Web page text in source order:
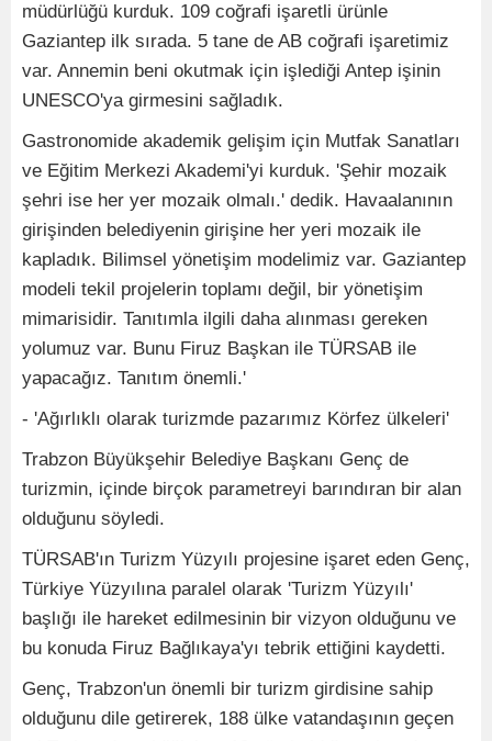
müdürlüğü kurduk. 109 coğrafi işaretli ürünle
Gaziantep ilk sırada. 5 tane de AB coğrafi işaretimiz
var. Annemin beni okutmak için işlediği Antep işinin
UNESCO'ya girmesini sağladık.
Gastronomide akademik gelişim için Mutfak Sanatları
ve Eğitim Merkezi Akademi'yi kurduk. 'Şehir mozaik
şehri ise her yer mozaik olmalı.' dedik. Havaalanının
girişinden belediyenin girişine her yeri mozaik ile
kapladık. Bilimsel yönetişim modelimiz var. Gaziantep
modeli tekil projelerin toplamı değil, bir yönetişim
mimarisidir. Tanıtımla ilgili daha alınması gereken
yolumuz var. Bunu Firuz Başkan ile TÜRSAB ile
yapacağız. Tanıtım önemli.'
- 'Ağırlıklı olarak turizmde pazarımız Körfez ülkeleri'
Trabzon Büyükşehir Belediye Başkanı Genç de
turizmin, içinde birçok parametreyi barındıran bir alan
olduğunu söyledi.
TÜRSAB'ın Turizm Yüzyılı projesine işaret eden Genç,
Türkiye Yüzyılına paralel olarak 'Turizm Yüzyılı'
başlığı ile hareket edilmesinin bir vizyon olduğunu ve
bu konuda Firuz Bağlıkaya'yı tebrik ettiğini kaydetti.
Genç, Trabzon'un önemli bir turizm girdisine sahip
olduğunu dile getirerek, 188 ülke vatandaşının geçen